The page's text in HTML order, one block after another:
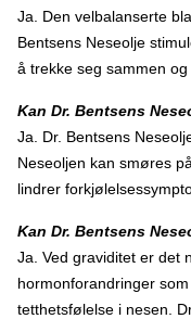
Ja. Den velbalanserte
Bentsens Neseolje
å trekke seg sammen
Kan Dr. Bentsens
Ja. Dr. Bentsens
Neseoljen kan smøres
lindrer
Kan Dr. Bentsens
Ja. Ved graviditet er det
hormonforandringer
tetthetsfølelse i nesen.